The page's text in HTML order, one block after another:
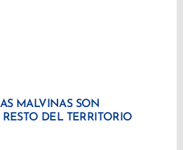
MALVINAS SON
DEL TERRITORIO